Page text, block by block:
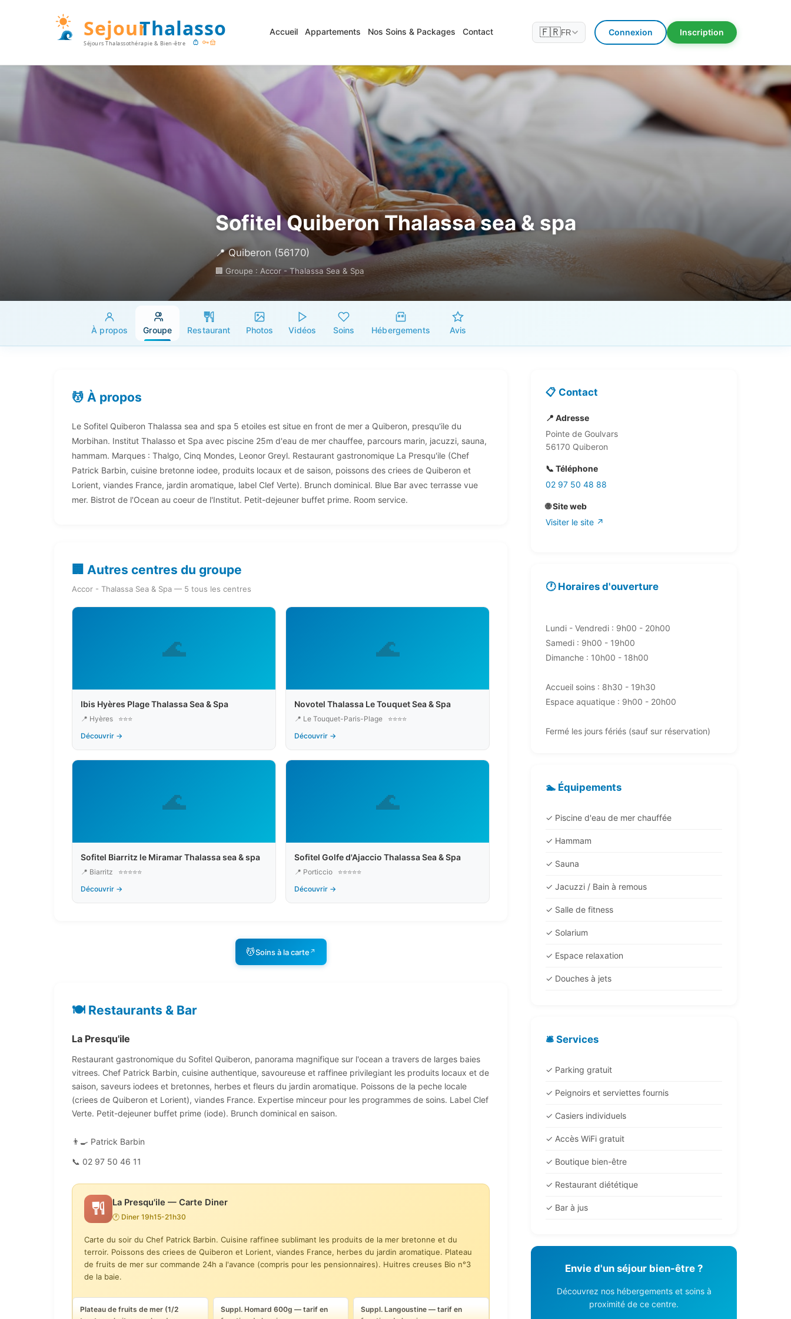
Accueil Appartements Nos Soins & Packages Contact 🇫🇷FR Connexion Inscription
Sofitel Quiberon Thalassa sea & spa
📍 Quiberon (56170)
🏢 Groupe : Accor - Thalassa Sea & Spa
À propos Groupe Restaurant Photos Vidéos Soins Hébergements Avis
💆 À propos
Le Sofitel Quiberon Thalassa sea and spa 5 etoiles est situe en front de mer a Quiberon, presqu'ile du
Morbihan. Institut Thalasso et Spa avec piscine 25m d'eau de mer chauffee, parcours marin, jacuzzi, sauna,
hammam. Marques : Thalgo, Cinq Mondes, Leonor Greyl. Restaurant gastronomique La Presqu'ile (Chef
Patrick Barbin, cuisine bretonne iodee, produits locaux et de saison, poissons des criees de Quiberon et
Lorient, viandes France, jardin aromatique, label Clef Verte). Brunch dominical. Blue Bar avec terrasse vue
mer. Bistrot de l'Ocean au coeur de l'Institut. Petit-dejeuner buffet prime. Room service.
🏢 Autres centres du groupe
Accor - Thalassa Sea & Spa — 5 tous les centres
🌊
Ibis Hyères Plage Thalassa Sea & Spa
📍 Hyères
⭐⭐⭐
Découvrir →
🌊
Novotel Thalassa Le Touquet Sea & Spa
📍 Le Touquet-Paris-Plage
⭐⭐⭐⭐
Découvrir →
🌊
Sofitel Biarritz le Miramar Thalassa sea & spa
📍 Biarritz
⭐⭐⭐⭐⭐
Découvrir →
🌊
Sofitel Golfe d'Ajaccio Thalassa Sea & Spa
📍 Porticcio
⭐⭐⭐⭐⭐
Découvrir →
💆Soins à la carte ↗
🍽️ Restaurants & Bar
La Presqu'ile
Restaurant gastronomique du Sofitel Quiberon, panorama magnifique sur l'ocean a travers de larges baies
vitrees. Chef Patrick Barbin, cuisine authentique, savoureuse et raffinee privilegiant les produits locaux et de
saison, saveurs iodees et bretonnes, herbes et fleurs du jardin aromatique. Poissons de la peche locale
(criees de Quiberon et Lorient), viandes France. Expertise minceur pour les programmes de soins. Label Clef
Verte. Petit-dejeuner buffet prime (iode). Brunch dominical en saison.
👨‍🍳 Patrick Barbin
📞 02 97 50 46 11
La Presqu'ile — Carte Diner
🕐 Diner 19h15-21h30
Carte du soir du Chef Patrick Barbin. Cuisine raffinee sublimant les produits de la mer bretonne et du
terroir. Poissons des criees de Quiberon et Lorient, viandes France, herbes du jardin aromatique. Plateau
de fruits de mer sur commande 24h a l'avance (compris pour les pensionnaires). Huitres creuses Bio n°3
de la baie.
Plateau de fruits de mer (1/2
Suppl. Homard 600g — tarif en
Suppl. Langoustine — tarif en
📋 Contact
📍 Adresse
Pointe de Goulvars
56170 Quiberon
📞 Téléphone
02 97 50 48 88
🌐 Site web
Visiter le site ↗
🕐 Horaires d'ouverture
Lundi - Vendredi : 9h00 - 20h00
Samedi : 9h00 - 19h00
Dimanche : 10h00 - 18h00
Accueil soins : 8h30 - 19h30
Espace aquatique : 9h00 - 20h00
Fermé les jours fériés (sauf sur réservation)
🏊 Équipements
✓ Piscine d'eau de mer chauffée
✓ Hammam
✓ Sauna
✓ Jacuzzi / Bain à remous
✓ Salle de fitness
✓ Solarium
✓ Espace relaxation
✓ Douches à jets
🛎️ Services
✓ Parking gratuit
✓ Peignoirs et serviettes fournis
✓ Casiers individuels
✓ Accès WiFi gratuit
✓ Boutique bien-être
✓ Restaurant diététique
✓ Bar à jus
Envie d'un séjour bien-être ?
Découvrez nos hébergements et soins à
proximité de ce centre.